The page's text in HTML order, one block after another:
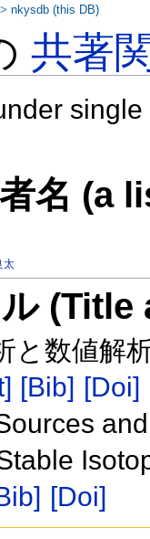
共著
名 (a
太
と数値解
[Bib] [Doi]
[Doi]
>nkysdb (this DB)